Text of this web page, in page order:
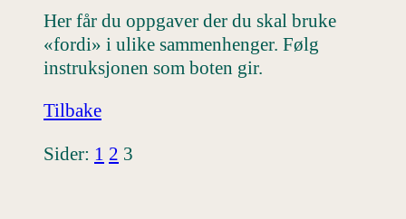
Her får du oppgaver der du skal bruke
«fordi» i ulike sammenhenger. Følg
instruksjonen som boten gir.
Tilbake
Sider: 1 2 3